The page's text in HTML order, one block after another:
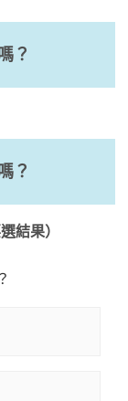
？
？
結果）